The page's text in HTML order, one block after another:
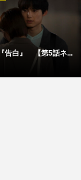
告白』 【第5話ネ...